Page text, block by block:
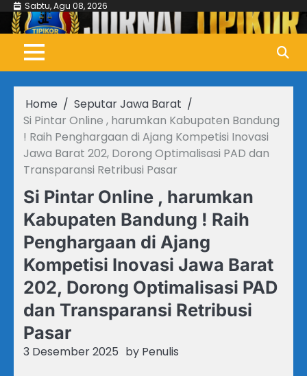
Skip
content
Sabtu, Agu 08, 2026
Home
Seputar Jawa Barat
Si Pintar Online , harumkan Kabupaten Bandung
! Raih Penghargaan di Ajang Kompetisi Inovasi
Jawa Barat 202, Dorong Optimalisasi PAD dan
Transparansi Retribusi Pasar
Si Pintar Online , harumkan
Kabupaten Bandung ! Raih
Penghargaan di Ajang
Kompetisi Inovasi Jawa Barat
202, Dorong Optimalisasi PAD
dan Transparansi Retribusi
Pasar
3 Desember 2025 by Penulis